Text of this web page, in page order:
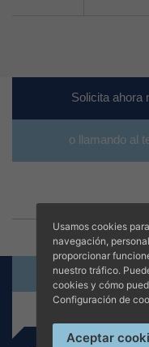
Solicita ahora
o llamando al
Usamos cookies
navegación,
proporcionar
nuestro tráfico.
cookies y cómo
Configuración de
Aceptar